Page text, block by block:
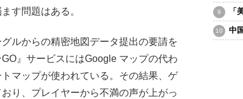
す問題はある。
ルからの精密地図データ提出の要請を
』サービスにはGoogle マップの代わ
マップが使われている。その結果、ゲ
り、プレイヤーから不満の声が上がっ
「
中